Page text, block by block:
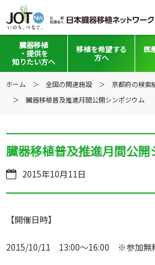
臓器移植
・提供を
知りたい方へ
移植と提供とは
意思表示の方法
日本の移植事情
手記・映像ライブラリー
普及啓発グッズ
全国のイベント・活動情報
Green Ribbon Campaign
移植を希望する
方へ
移植希望登録をお考えの方へ
移植希望登録されている方へ
医
医療者向けお知らせ
移植施設の皆さまへ
会員の皆さまへ
法令集&マニュアル
映像ギャラリー
コーディネーター向けログイン
ホーム 全国の関連施設 京都府の検索
臓器移植普及推進月間公開シンポジウム
臓器移植普及推進月間公開
2015年10月11日
【開催日時】
2015/10/11 13:00～16:00 ※参加無料